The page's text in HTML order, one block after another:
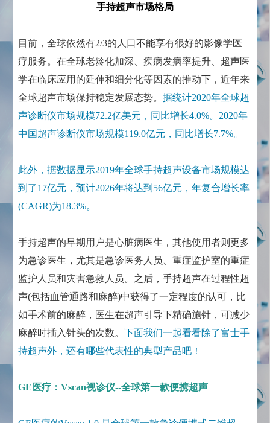
手持超声市场格局
目前，全球依然有2/3的人口不能享有很好的影像学医
疗服务。在全球老龄化加深、疾病发病率提升、超声医
学在临床应用的延伸和细分化等因素的推动下，近年来
全球超声市场保持稳定发展态势。据统计2020年全球超
声诊断仪市场规模72.2亿美元，同比增长4.0%。2020年
中国超声诊断仪市场规模119.0亿元，同比增长7.7%。
此外，据数据显示2019年全球手持超声设备市场规模达
到了17亿元，预计2026年将达到56亿元，年复合增长率
(CAGR)为18.3%。
手持超声的早期用户是心脏病医生，其他使用者则更多
为急诊医生，尤其是急诊医务人员、重症监护室的重症
监护人员和灾害急救人员。之后，手持超声在过程性超
声(包括血管通路和麻醉)中获得了一定程度的认可，比
如手术前的麻醉，医生在超声引导下精确施针，可减少
麻醉时插入针头的次数。下面我们一起看看除了富士手
持超声外，还有哪些代表性的典型产品吧！
GE医疗：Vscan视诊仪--全球第一款便携超声